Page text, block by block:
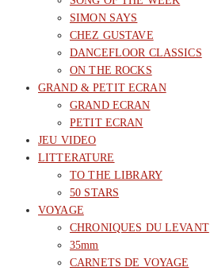
SIMON SAYS
CHEZ GUSTAVE
DANCEFLOOR CLASSICS
ON THE ROCKS
GRAND & PETIT ECRAN
GRAND ECRAN
PETIT ECRAN
JEU VIDEO
LITTERATURE
TO THE LIBRARY
50 STARS
VOYAGE
CHRONIQUES DU LEVANT
35mm
CARNETS DE VOYAGE